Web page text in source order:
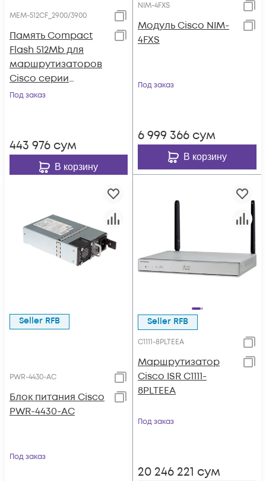
MEM-512CF_2900/3900
Память Compact
Flash 512Mb для
маршрутизаторов
Cisco серии
ISR2900/3900
Под заказ
443 976 сум
В корзину
NIM-4FXS
Модуль Cisco NIM-
4FXS
Под заказ
6 999 366 сум
В корзину
Seller RFB
PWR-4430-AC
Блок питания Cisco
PWR-4430-AC
Под заказ
Seller RFB
C1111-8PLTEEA
Маршрутизатор
Cisco ISR C1111-
8PLTEEA
Под заказ
20 246 221 сум